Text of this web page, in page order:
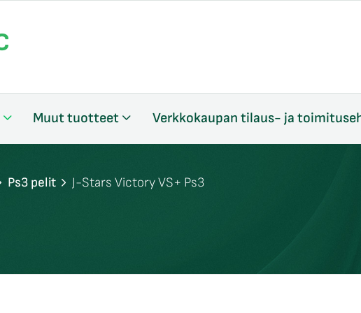
Muut tuotteet Verkkokaupan tilaus- ja
Ps3 pelit J-Stars Victory VS+ Ps3